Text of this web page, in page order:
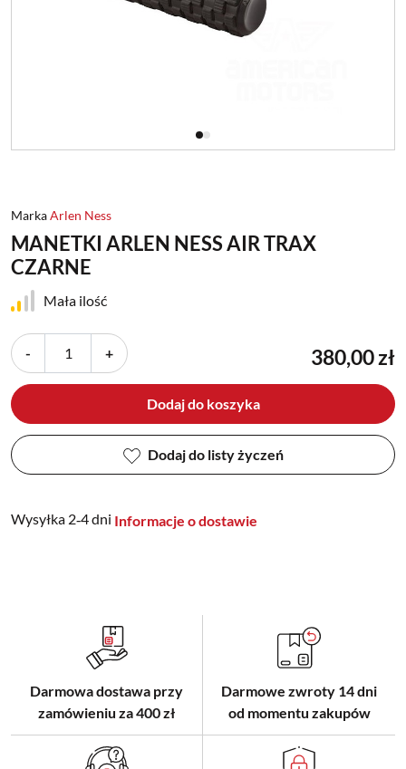
MarkaArlen Ness
MANETKI ARLEN NESS AIR TRAX
CZARNE
Mała ilość
- + 380,00 zł
Dodaj do koszyka
Dodaj do listy życzeń
Wysyłka 2‑4 dni Informacje o dostawie
Darmowa dostawa przy
zamówieniu za 400 zł
Darmowe zwroty 14 dni
od momentu zakupów